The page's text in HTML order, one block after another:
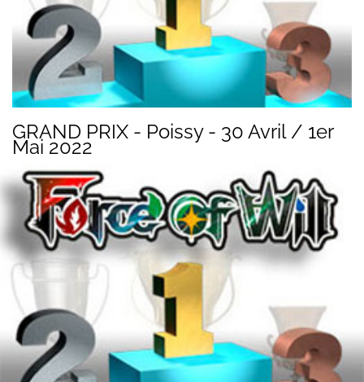
GRAND PRIX - Poissy - 30 Avril / 1er
Mai 2022